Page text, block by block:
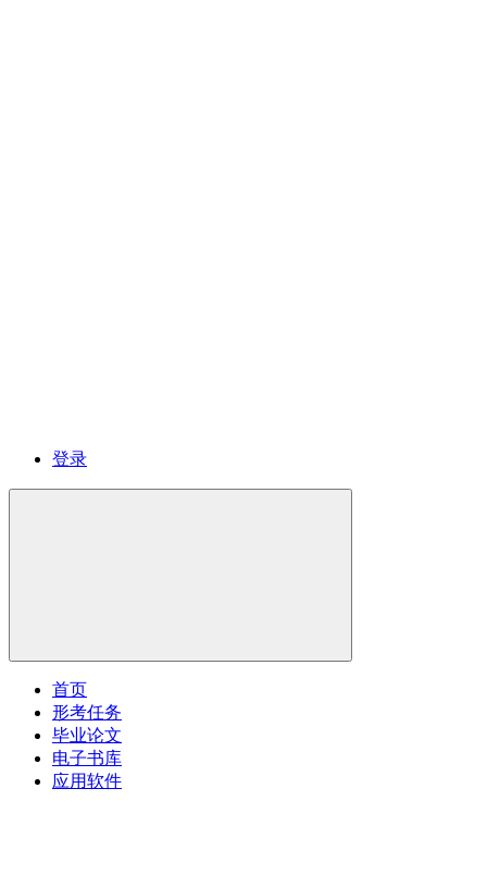
登录
首页
形考任务
毕业论文
电子书库
应用软件